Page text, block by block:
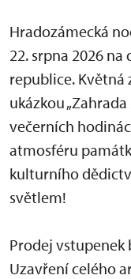
Hradozámecká
22. srpna 2026
republice. Květná
ukázkou
večerních
atmosféru
kulturního
světlem!
Prodej vstupenek
Uzavření celého